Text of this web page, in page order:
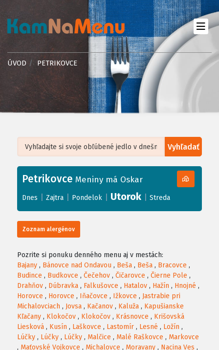
ÚVOD PETRIKOVCE
Vyhľadať
+
−
Leaflet| ©OpenStreetMap, Tiles courtesy ofHumanitarian OpenStreetMap
Petrikovce Meniny má Oskar
Dnes Zajtra Pondelok Utorok Streda
Zoznam alergénov
Pozrite si ponuku denného menu aj v mestách:
Bajany , Bánovce nad Ondavou , Beša , Beša , Bracovce ,
Budince , Budkovce , Čečehov , Čičarovce , Čierne Pole ,
Drahňov , Dúbravka , Falkušovce , Hatalov , Hažín , Hnojné ,
Horovce , Horovce , Iňačovce , Ižkovce , Jastrabie pri
Michalovciach , Jovsa , Kačanov , Kaluža , Kapušianske
Kľačany , Klokočov , Klokočov , Krásnovce , Krišovská
Liesková , Kusín , Laškovce , Lastomír , Lesné , Ložín ,
Lúčky , Lúčky , Lúčky , Malčice , Malé Raškovce , Markovce
, Maťovské Vojkovce , Michalovce , Moravany , Nacina Ves ,